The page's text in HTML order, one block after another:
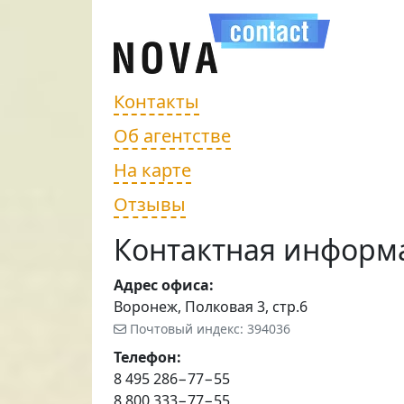
Контакты
Об агентстве
На карте
Отзывы
Контактная
Адрес офиса:
Воронеж, Полковая 3, стр.6
Почтовый индекс: 394036
Телефон:
8 495 286−77−55